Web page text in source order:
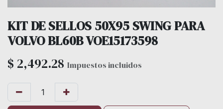
KIT DE SELLOS 50X95 SWING PARA
VOLVO BL60B VOE15173598
$ 2,492.28 Impuestos incluidos